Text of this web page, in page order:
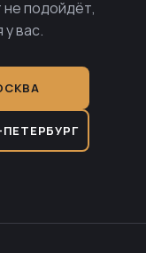
подойдёт,
вас.
ПЕТЕРБУРГ